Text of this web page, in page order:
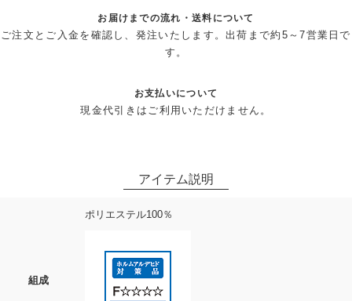
組成
ポリエステル100％
お届けまでの流れ・送料について
ご注文とご入金を確認し、発注いたします。出荷まで約5～7営業日で
す。
お支払いについて
現金代引きはご利用いただけません。